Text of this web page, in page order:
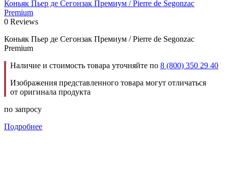
Коньяк Пьер де Сегонзак Премиум / Pierre de Segonzac
Premium
0 Reviews
Коньяк Пьер де Сегонзак Премиум / Pierre de Segonzac
Premium
Наличие и стоимость товара уточняйте по 8 (800) 350 29 40
Изображения представленного товара могут отличаться
от оригинала продукта
по запросу
Подробнее